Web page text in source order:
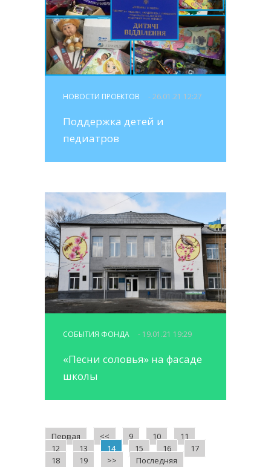
НОВОСТИ ПРОЕКТОВ - 26.01.21 12:27
Поддержка детей и
педиатров
СОБЫТИЯ ФОНДА - 19.01.21 19:29
«Песни соловья» на фасаде
школы
Первая << 9 10
11
12
13 14 15 16
17
18
19 >> Последняя